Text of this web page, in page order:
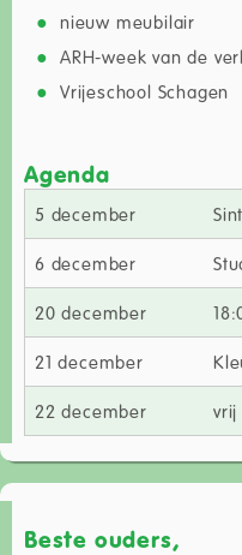
nieuw meubilair
ARH-week van de
Vrijeschool Schagen
Agenda
5 december
6 december
20 december
21 december
22 december vrij
Beste ouders,